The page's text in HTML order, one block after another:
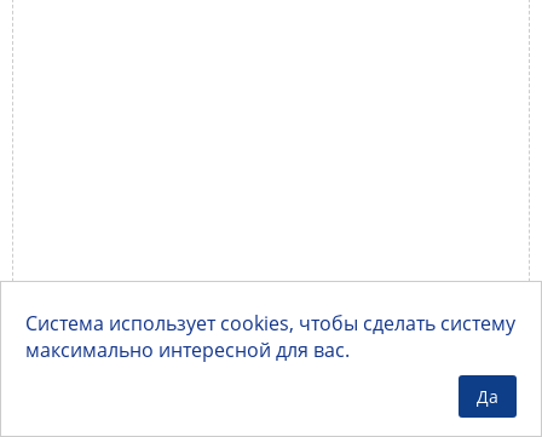
Система использует cookies, чтобы сделать систему
максимально интересной для вас.
Да